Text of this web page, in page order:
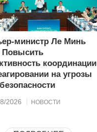
министр Ле Минь
координации
на угрозы
2026 НОВОСТИ